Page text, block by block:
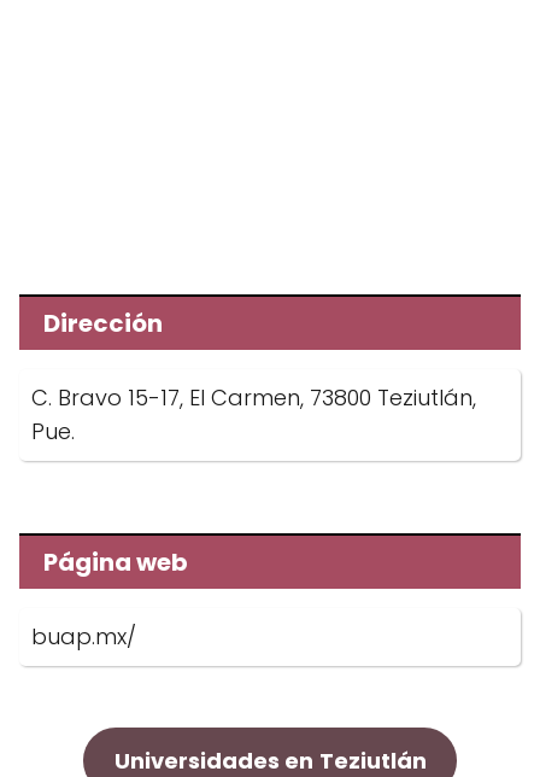
Dirección
C. Bravo 15-17, El Carmen, 73800 Teziutlán,
Pue.
Página web
buap.mx/
Universidades en Teziutlán